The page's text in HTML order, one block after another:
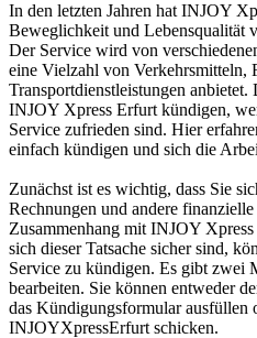
In den letzten Jahren hat INJOY
Beweglichkeit und Lebensqualität
Der Service wird von
eine Vielzahl von Verkehrsmitteln,
Transportdienstleistungen
INJOY Xpress Erfurt kündigen,
Service zufrieden sind. Hier
einfach kündigen und sich die
Zunächst ist es wichtig, dass Sie
Rechnungen und andere
Zusammenhang mit INJOY
sich dieser Tatsache sicher sind,
Service zu kündigen. Es gibt zwei
bearbeiten. Sie können entweder
das Kündigungsformular ausfüllen
INJOYXpressErfurt schicken.